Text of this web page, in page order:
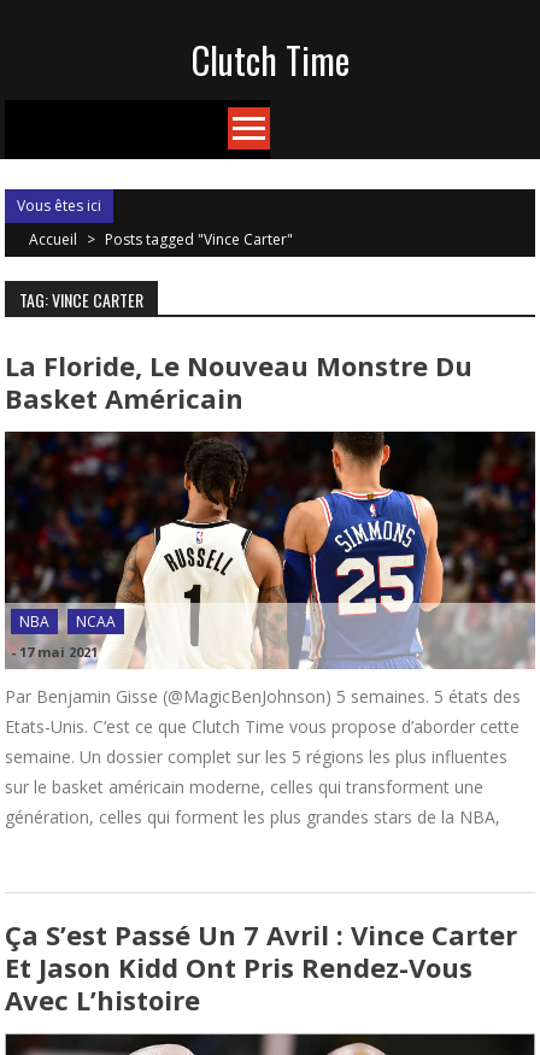
Clutch Time
Vous êtes ici
Accueil > Posts tagged "Vince Carter"
TAG: VINCE CARTER
La Floride, Le Nouveau Monstre Du
Basket Américain
NBA NCAA
- 17 mai 2021
Par Benjamin Gisse (@MagicBenJohnson) 5 semaines. 5 états des
Etats-Unis. C’est ce que Clutch Time vous propose d’aborder cette
semaine. Un dossier complet sur les 5 régions les plus influentes
sur le basket américain moderne, celles qui transforment une
génération, celles qui forment les plus grandes stars de la NBA,
Ça S’est Passé Un 7 Avril : Vince Carter
Et Jason Kidd Ont Pris Rendez-Vous
Avec L’histoire